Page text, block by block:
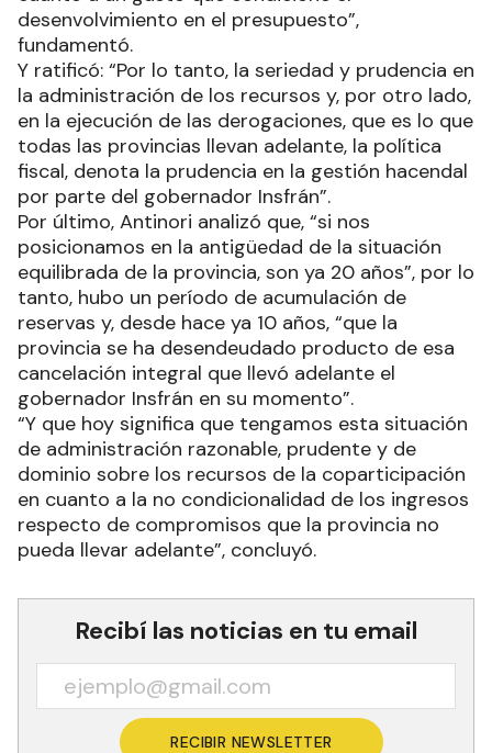
desenvolvimiento en el presupuesto”,
fundamentó.
Y ratificó: “Por lo tanto, la seriedad y prudencia en
la administración de los recursos y, por otro lado,
en la ejecución de las derogaciones, que es lo que
todas las provincias llevan adelante, la política
fiscal, denota la prudencia en la gestión hacendal
por parte del gobernador Insfrán”.
Por último, Antinori analizó que, “si nos
posicionamos en la antigüedad de la situación
equilibrada de la provincia, son ya 20 años”, por lo
tanto, hubo un período de acumulación de
reservas y, desde hace ya 10 años, “que la
provincia se ha desendeudado producto de esa
cancelación integral que llevó adelante el
gobernador Insfrán en su momento”.
“Y que hoy significa que tengamos esta situación
de administración razonable, prudente y de
dominio sobre los recursos de la coparticipación
en cuanto a la no condicionalidad de los ingresos
respecto de compromisos que la provincia no
pueda llevar adelante”, concluyó.
Recibí las noticias en tu email
RECIBIR NEWSLETTER